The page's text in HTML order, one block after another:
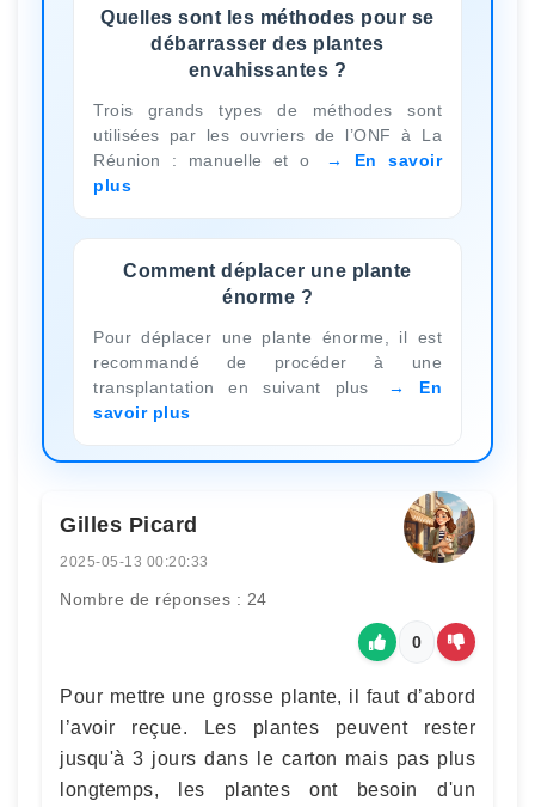
Quelles sont les méthodes pour se
débarrasser des plantes
envahissantes ?
Trois grands types de méthodes sont
utilisées par les ouvriers de l’ONF à La
Réunion : manuelle et o
En savoir
plus
Comment déplacer une plante
énorme ?
Pour déplacer une plante énorme, il est
recommandé de procéder à une
transplantation en suivant plus
En
savoir plus
Gilles Picard
2025-05-13 00:20:33
Nombre de réponses : 24
0
Pour mettre une grosse plante, il faut d’abord
l’avoir reçue. Les plantes peuvent rester
jusqu'à 3 jours dans le carton mais pas plus
longtemps, les plantes ont besoin d'un